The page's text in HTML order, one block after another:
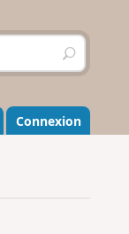
R
e
h
e
r
r
Connexion